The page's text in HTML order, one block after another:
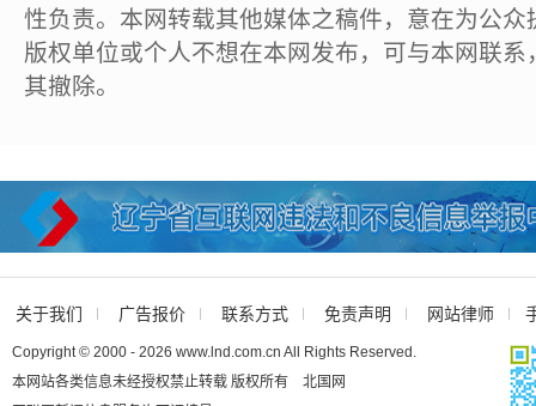
性负责。本网转载其他媒体之稿件，意在为公
版权单位或个人不想在本网发布，可与本网联
其撤除。
关于我们 广告报价 联系方式 免责声明 网站律师
Copyright © 2000 - 2026 www.lnd.com.cn All Rights Reserved.
本网站各类信息未经授权禁止转载 版权所有 北国网